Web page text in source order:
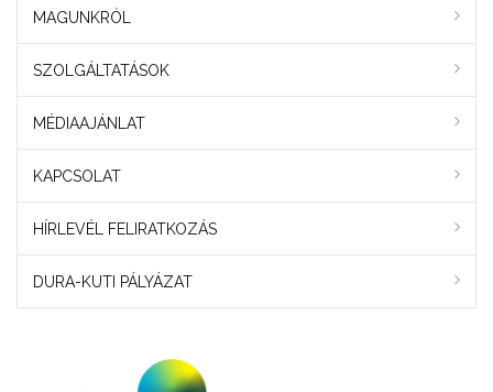
MAGUNKRÓL
SZOLGÁLTATÁSOK
MÉDIAAJÁNLAT
KAPCSOLAT
HÍRLEVÉL FELIRATKOZÁS
DURA-KUTI PÁLYÁZAT